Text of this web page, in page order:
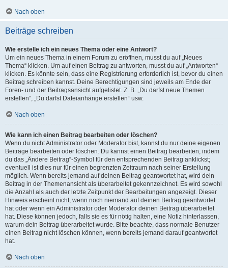
Nach oben
Beiträge schreiben
Wie erstelle ich ein neues Thema oder eine Antwort?
Um ein neues Thema in einem Forum zu eröffnen, musst du auf „Neues
Thema“ klicken. Um auf einen Beitrag zu antworten, musst du auf „Antworten“
klicken. Es könnte sein, dass eine Registrierung erforderlich ist, bevor du einen
Beitrag schreiben kannst. Deine Berechtigungen sind jeweils am Ende der
Foren- und der Beitragsansicht aufgelistet. Z. B. „Du darfst neue Themen
erstellen“, „Du darfst Dateianhänge erstellen“ usw.
Nach oben
Wie kann ich einen Beitrag bearbeiten oder löschen?
Wenn du nicht Administrator oder Moderator bist, kannst du nur deine eigenen
Beiträge bearbeiten oder löschen. Du kannst einen Beitrag bearbeiten, indem
du das „Ändere Beitrag“-Symbol für den entsprechenden Beitrag anklickst;
eventuell ist dies nur für einen begrenzten Zeitraum nach seiner Erstellung
möglich. Wenn bereits jemand auf deinen Beitrag geantwortet hat, wird dein
Beitrag in der Themenansicht als überarbeitet gekennzeichnet. Es wird sowohl
die Anzahl als auch der letzte Zeitpunkt der Bearbeitungen angezeigt. Dieser
Hinweis erscheint nicht, wenn noch niemand auf deinen Beitrag geantwortet
hat oder wenn ein Administrator oder Moderator deinen Beitrag überarbeitet
hat. Diese können jedoch, falls sie es für nötig halten, eine Notiz hinterlassen,
warum dein Beitrag überarbeitet wurde. Bitte beachte, dass normale Benutzer
einen Beitrag nicht löschen können, wenn bereits jemand darauf geantwortet
hat.
Nach oben